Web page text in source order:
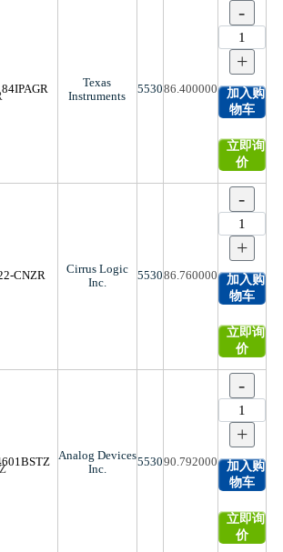
Texas
Instruments
553086.400000
-
+
加入购
物车
立即询
价
CNZR
Cirrus Logic
Inc.
553086.760000
-
+
加入购
物车
立即询
价
Analog Devices
Inc.
553090.792000
-
+
加入购
物车
立即询
价